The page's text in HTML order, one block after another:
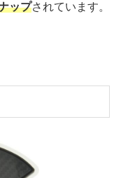
ップされています。